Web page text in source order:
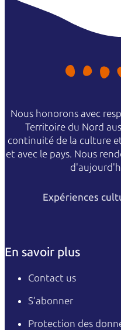
Nous honorons avec
Territoire du Nord
continuité de la culture
et avec le pays. Nous
Expériences
En savoir plus
Contact us
S’abonner
Protection des